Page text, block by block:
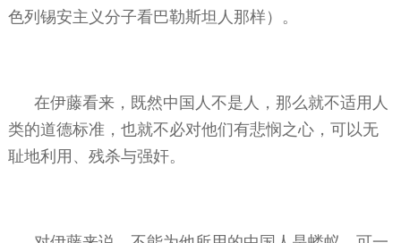
色列锡安主义分子看巴勒斯坦人那样）。
在伊藤看来，既然中国人不是人，那么就不适用人
类的道德标准，也就不必对他们有悲悯之心，可以无
耻地利用、残杀与强奸。